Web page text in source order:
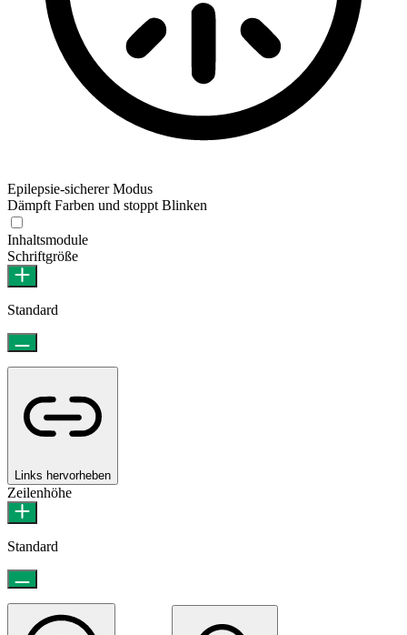
Epilepsie-sicherer Modus
Dämpft Farben und stoppt Blinken
Inhaltsmodule
Schriftgröße
Standard
Links hervorheben
Zeilenhöhe
Standard